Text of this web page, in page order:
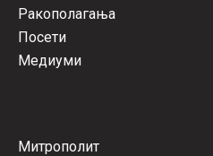
Ракополагања
Посети
Медиуми
Митрополит